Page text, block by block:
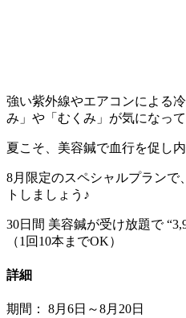
強い紫外線やエアコンによる
み」や「むくみ」が気になっ
夏こそ、美容鍼で血行を促し
8月限定のスペシャルプランで
トしましょう♪
30日間 美容鍼が受け放題で
（1回10本までOK）
詳細
期間： 8月6日～8月20日